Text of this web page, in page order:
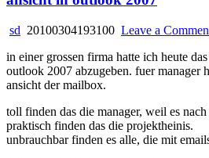
sd 20100304193100 Leave a
in einer grossen firma hatte ich heute
outlook 2007 abzugeben. fuer manager
ansicht der mailbox.
toll finden das die manager, weil es nach
praktisch finden das die projektheinis.
unbrauchbar finden es alle, die mit